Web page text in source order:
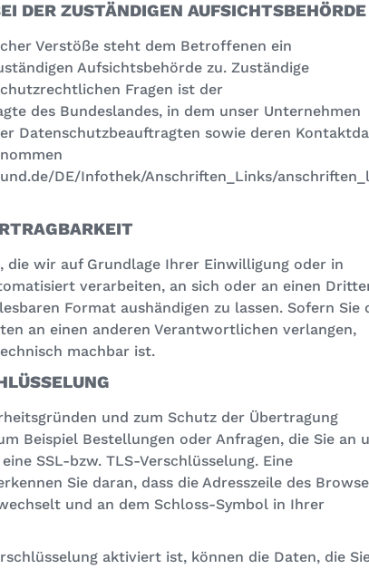
DER ZUSTÄNDIGEN AUFSICHTSBEHÖRDE
Verstöße steht dem Betroffenen ein
Aufsichtsbehörde zu. Zuständige
Fragen ist der
des Bundeslandes, in dem unser Unternehmen
Datenschutzbeauftragten sowie deren
DE/Infothek/Anschriften_Links/
die wir auf Grundlage Ihrer Einwilligung oder in
verarbeiten, an sich oder an einen
Format aushändigen zu lassen. Sofern Sie
an einen anderen Verantwortlichen verlangen,
machbar ist.
und zum Schutz der Übertragung
Beispiel Bestellungen oder Anfragen, die Sie an
SSL-bzw. TLS-Verschlüsselung. Eine
Sie daran, dass die Adresszeile des
und an dem Schloss-Symbol in Ihrer
aktiviert ist, können die Daten, die